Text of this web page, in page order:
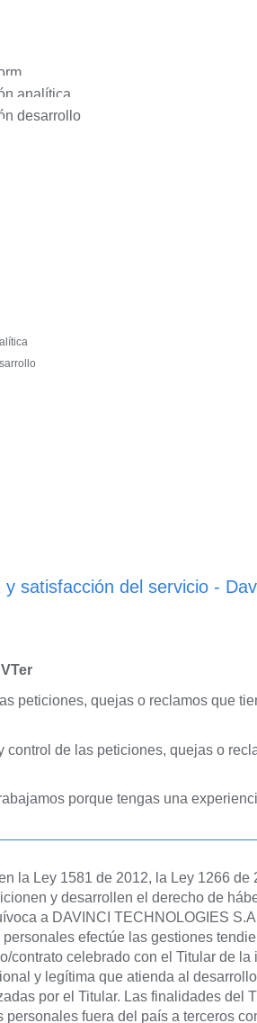
analítica
desarrollo
y satisfacción del servicio -
peticiones, quejas o reclamos que
de las peticiones, quejas o
porque tengas una
la Ley 1581 de 2012, la Ley 1266
y desarrollen el derecho de
a DAVINCI TECHNOLOGIES
efectúe las gestiones
contrato celebrado con el Titular de
y legítima que atienda al
por el Titular. Las finalidades del
fuera del país a terceros